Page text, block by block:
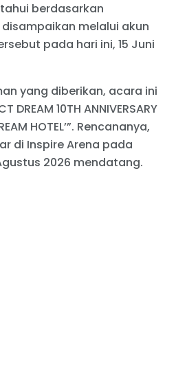
berdasarkan
melalui akun
pada hari ini, 15 Juni
yang diberikan, acara ini
10TH ANNIVERSARY
HOTEL’”. Rencananya,
di Inspire Arena pada
2026 mendatang.